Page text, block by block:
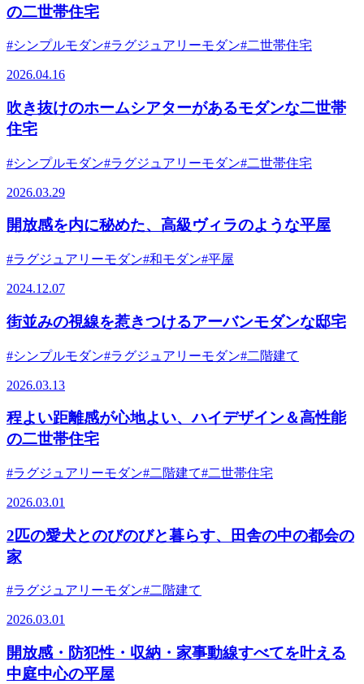
の二世帯住宅
#シンプルモダン#ラグジュアリーモダン#二世帯住宅
2026.04.16
吹き抜けのホームシアターがあるモダンな二世帯
住宅
#シンプルモダン#ラグジュアリーモダン#二世帯住宅
2026.03.29
開放感を内に秘めた、高級ヴィラのような平屋
#ラグジュアリーモダン#和モダン#平屋
2024.12.07
街並みの視線を惹きつけるアーバンモダンな邸宅
#シンプルモダン#ラグジュアリーモダン#二階建て
2026.03.13
程よい距離感が心地よい、ハイデザイン＆高性能
の二世帯住宅
#ラグジュアリーモダン#二階建て#二世帯住宅
2026.03.01
2匹の愛犬とのびのびと暮らす、田舎の中の都会の
家
#ラグジュアリーモダン#二階建て
2026.03.01
開放感・防犯性・収納・家事動線すべてを叶える
中庭中心の平屋